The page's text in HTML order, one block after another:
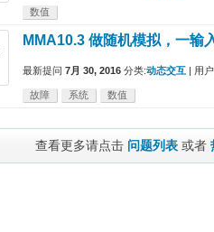
数值
MMA10.3 做随机模拟，一输
最新提问 7月 30, 2016 分类:动态交互 用
故障 系统 数值
查看更多请点击 问题列表 或者